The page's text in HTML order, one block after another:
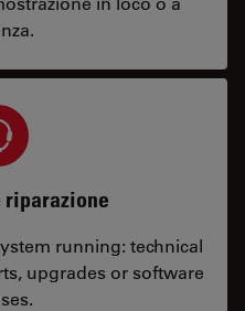
riparazione
running: technical
upgrades or software